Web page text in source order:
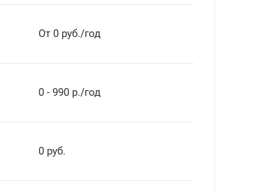
От 0 руб./год
0 - 990 р./год
0 руб.